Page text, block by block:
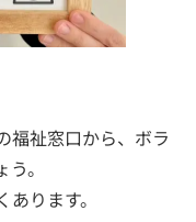
福祉窓口から、ボラ
。
ります。